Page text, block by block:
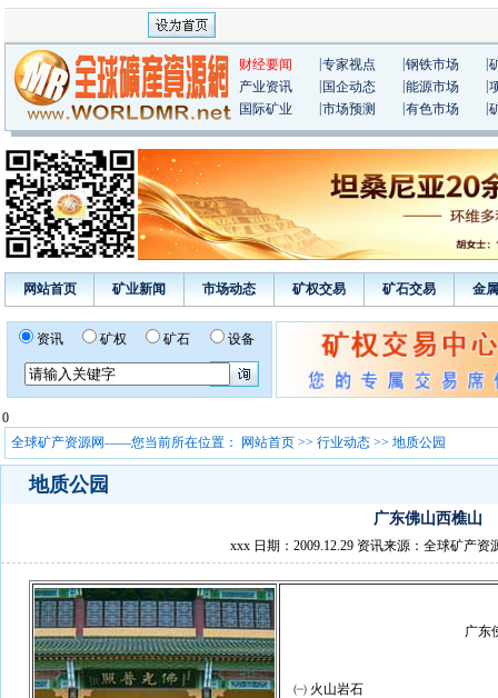
财经要闻 专家视点 钢铁市场
产业资讯
国企动态 能源市场
国际矿业
市场预测 有色市场
网站首页 矿业新闻 市场动态 矿权交易 矿石交易 金
资讯 矿权 矿石 设备
0
全球矿产资源网——您当前所在位置：
网站首页 >> 行业动态 >> 地质公园
地质公园
广东佛山西樵山
xxx 日期：2009.12.29 资讯来源：全球矿产资
广东
㈠ 火山岩石